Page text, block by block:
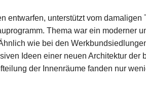
entwarfen, unterstützt vom
Thema war ein moderner
wie bei den
Ideen einer neuen Architektur
der Innenräume fanden nur